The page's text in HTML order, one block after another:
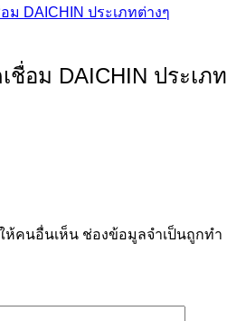
ม DAICHIN ประเภทต่างๆ
ชื่อม DAICHIN ประเภท
ห้คนอื่นเห็น ช่องข้อมูลจำเป็นถูกทำ